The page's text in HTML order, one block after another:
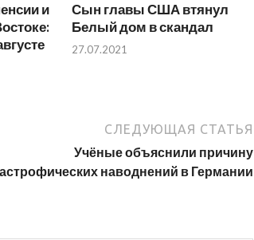
и
Сын главы США втянул
Белый дом в скандал
27.07.2021
СЛЕДУЮЩАЯ СТАТЬЯ
Учёные объяснили причину
наводнений в Германии